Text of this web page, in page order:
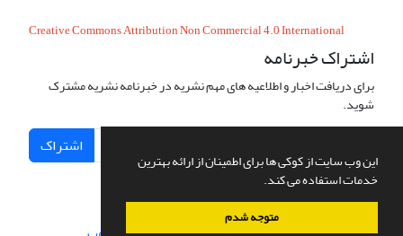
این وب سایت از کوکی ها برای اطمینان از ارائه بهترین
خدمات استفاده می کند.
متوجه شدم
Creative Commons Attribution Non Commercial 4.0 International
اشتراک خبرنامه
برای دریافت اخبار و اطلاعیه های مهم نشریه در خبرنامه نشریه مشترک
شوید.
اشتراک